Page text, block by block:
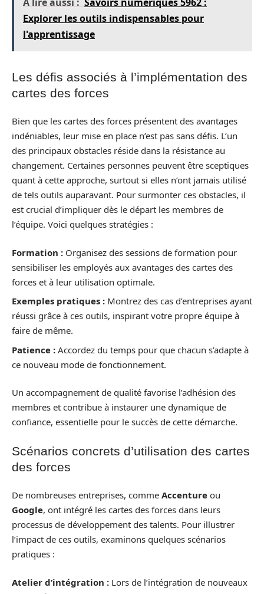
Explorer les outils indispensables pour
l'apprentissage
Les défis associés à l’implémentation des
cartes des forces
Bien que les cartes des forces présentent des avantages
indéniables, leur mise en place n’est pas sans défis. L’un
des principaux obstacles réside dans la résistance au
changement. Certaines personnes peuvent être sceptiques
quant à cette approche, surtout si elles n’ont jamais utilisé
de tels outils auparavant. Pour surmonter ces obstacles, il
est crucial d’impliquer dès le départ les membres de
l’équipe. Voici quelques stratégies :
Formation : Organisez des sessions de formation pour
sensibiliser les employés aux avantages des cartes des
forces et à leur utilisation optimale.
Exemples pratiques : Montrez des cas d’entreprises ayant
réussi grâce à ces outils, inspirant votre propre équipe à
faire de même.
Patience : Accordez du temps pour que chacun s’adapte à
ce nouveau mode de fonctionnement.
Un accompagnement de qualité favorise l’adhésion des
membres et contribue à instaurer une dynamique de
confiance, essentielle pour le succès de cette démarche.
Scénarios concrets d’utilisation des cartes
des forces
De nombreuses entreprises, comme Accenture ou
Google, ont intégré les cartes des forces dans leurs
processus de développement des talents. Pour illustrer
l’impact de ces outils, examinons quelques scénarios
pratiques :
Atelier d’intégration : Lors de l’intégration de nouveaux